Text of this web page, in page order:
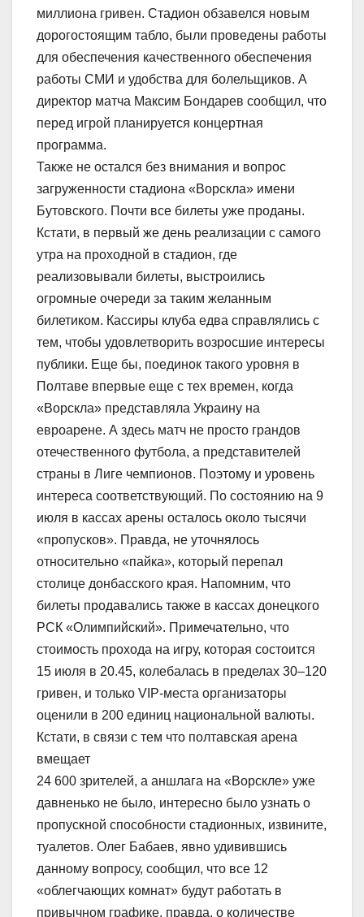
миллиона гривен. Стадион обзавелся новым
дорогостоящим табло, были проведены работы
для обеспечения качественного обеспечения
работы СМИ и удобства для болельщиков. А
директор матча Максим Бондарев сообщил, что
перед игрой планируется концертная
программа.
Также не остался без внимания и вопрос
загруженности стадиона «Ворскла» имени
Бутовского. Почти все билеты уже проданы.
Кстати, в первый же день реализации с самого
утра на проходной в стадион, где
реализовывали билеты, выстроились
огромные очереди за таким желанным
билетиком. Кассиры клуба едва справлялись с
тем, чтобы удовлетворить возросшие интересы
публики. Еще бы, поединок такого уровня в
Полтаве впервые еще с тех времен, когда
«Ворскла» представляла Украину на
евроарене. А здесь матч не просто грандов
отечественного футбола, а представителей
страны в Лиге чемпионов. Поэтому и уровень
интереса соответствующий. По состоянию на 9
июля в кассах арены осталось около тысячи
«пропусков». Правда, не уточнялось
относительно «пайка», который перепал
столице донбасского края. Напомним, что
билеты продавались также в кассах донецкого
РСК «Олимпийский». Примечательно, что
стоимость прохода на игру, которая состоится
15 июля в 20.45, колебалась в пределах 30–120
гривен, и только VIP-места организаторы
оценили в 200 единиц национальной валюты.
Кстати, в связи с тем что полтавская арена
вмещает
24 600 зрителей, а аншлага на «Ворскле» уже
давненько не было, интересно было узнать о
пропускной способности стадионных, извините,
туалетов. Олег Бабаев, явно удивившись
данному вопросу, сообщил, что все 12
«облегчающих комнат» будут работать в
привычном графике, правда, о количестве